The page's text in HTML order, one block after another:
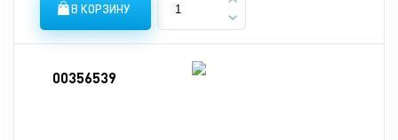
В КОРЗИНУ
00356539